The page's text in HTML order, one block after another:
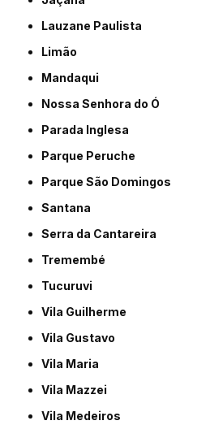
Lauzane Paulista
Limão
Mandaqui
Nossa Senhora do Ó
Parada Inglesa
Parque Peruche
Parque São Domingos
Santana
Serra da Cantareira
Tremembé
Tucuruvi
Vila Guilherme
Vila Gustavo
Vila Maria
Vila Mazzei
Vila Medeiros